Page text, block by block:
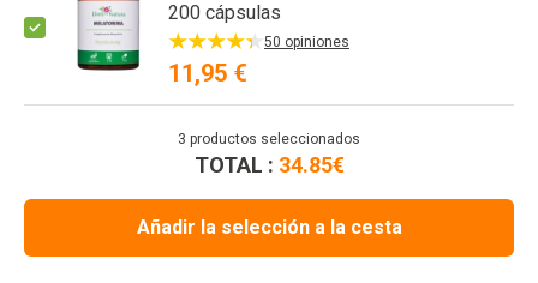
200 cápsulas
50 opiniones
11,95 €
3 productos seleccionados
TOTAL : 34.85€
Añadir la selección a la cesta